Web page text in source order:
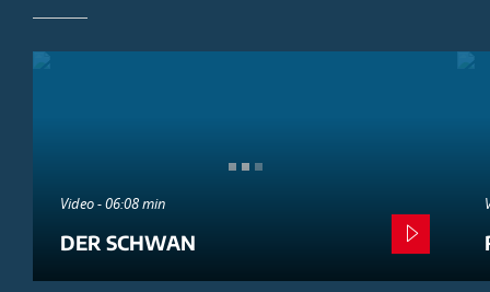
Video - 06:08 min
DER SCHWAN